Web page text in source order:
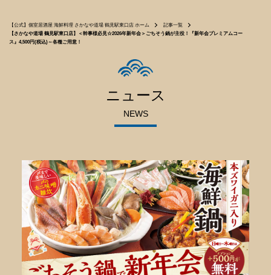
【公式】個室居酒屋 海鮮料理 さかなや道場 鶴見駅東口店 ホーム
記事一覧
【さかなや道場 鶴見駅東口店】＜幹事様必見☆2026年新年会＞ごちそう鍋が主役！『新年会プレミアムコー
ス』4,500円(税込)～各種ご用意！
ニュース
NEWS